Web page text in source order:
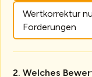
Wertkorrektur
Forderungen
Welches